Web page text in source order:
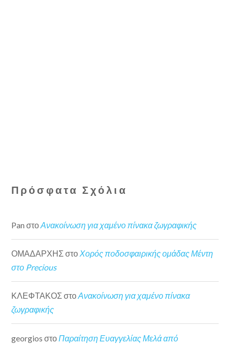
Πρόσφατα Σχόλια
Pan στοΑνακοίνωση για χαμένο πίνακα ζωγραφικής
ΟΜΑΔΑΡΧΗΣ στοΧορός ποδοσφαιρικής ομάδας Μέντη
στο Precious
ΚΛΕΦΤΑΚΟΣ στοΑνακοίνωση για χαμένο πίνακα
ζωγραφικής
georgios στο Παραίτηση Ευαγγελίας Μελά από